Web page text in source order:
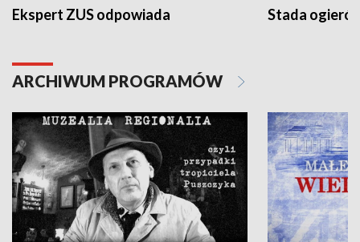
Ekspert ZUS odpowiada Stada
ARCHIWUM PROGRAMÓW